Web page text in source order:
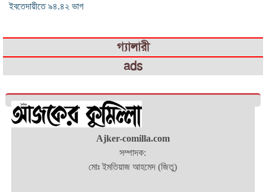
ইবতেদায়ীতে ৯৪.৪২ ভাগ
গ্যালারী
ads
Ajker-comilla.com
সম্পাদক:
মোঃ ইমতিয়াজ আহমেদ (জিতু)